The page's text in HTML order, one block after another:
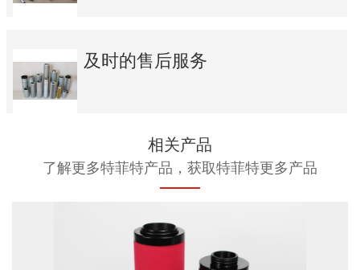
及时的售后服务
相关产品
了解更多特菲特产品，获取特菲特更多产品